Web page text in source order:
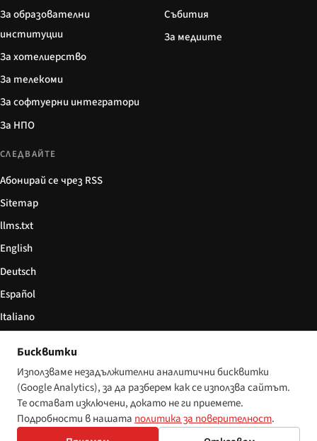
За образователни
институции
За хотелиерство
За телекоми
За софтуерни интегратори
За НПО
Събития
За медиите
СЛЕДВАЙТЕ
Абонирай се чрез RSS
Sitemap
llms.txt
English
Deutsch
Español
Italiano
© 2026 Disability World. Всички права запазени. Настройки за бисквитки
Бисквитки
Използваме незадължителни аналитични бисквитки
(Google Analytics), за да разберем как се използва сайтът.
Те остават изключени, докато не ги приемете.
Подробности в нашата политика за поверителност.